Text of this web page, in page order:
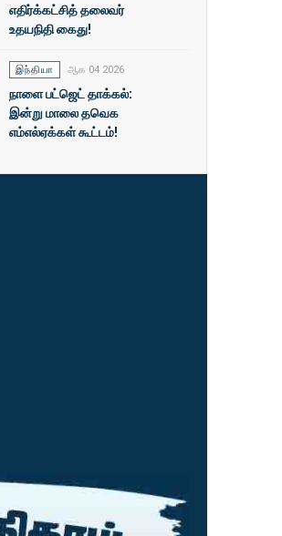
எதிர்க்கட்சித் தலைவர்
உதயநிதி கைது!
இந்தியா ஆக 04 2026
நாளை பட்ஜெட் தாக்கல்:
இன்று மாலை தவெக
எம்எல்ஏக்கள் கூட்டம்!